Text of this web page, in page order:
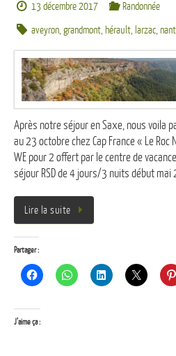
13 décembre 2017
Randonnée
aveyron,grandmont, hérault, larzac,nant
Après notre séjour en Saxe, nous voila
au 23 octobre chez Cap France « Le
WE pour 2 offert par le centre de
séjour RSD de 4 jours/3 nuits début mai
Lire la suite
Partager :
J’aime ça :